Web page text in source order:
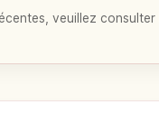
veuillez